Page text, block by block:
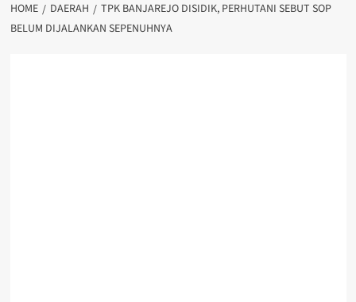
HOME DAERAH
TPK BANJAREJO DISIDIK, PERHUTANI SEBUT SOP
BELUM DIJALANKAN SEPENUHNYA